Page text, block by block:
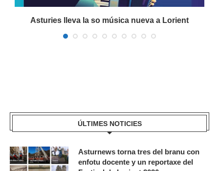
Asturies lleva la so música nueva a Lorient
ÚLTIMES NOTICIES
Asturnews torna tres del branu con
enfotu docente y un reportaxe del